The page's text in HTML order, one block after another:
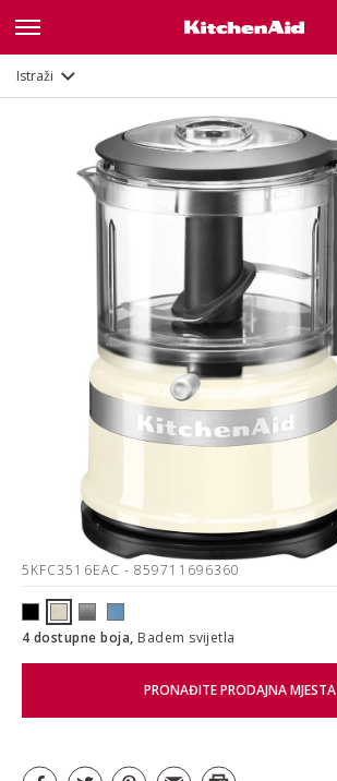
Istraži
5KFC3516EAC - 859711696360
4 dostupne boja, Badem svijetla
PRONAĐITE PRODAJNA MJESTA